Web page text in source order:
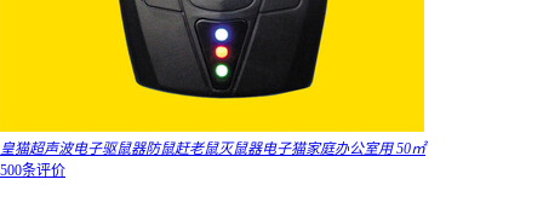
皇猫超声波电子驱鼠器防鼠赶老鼠灭鼠器电子猫家庭办公室用 50㎡
500条评价